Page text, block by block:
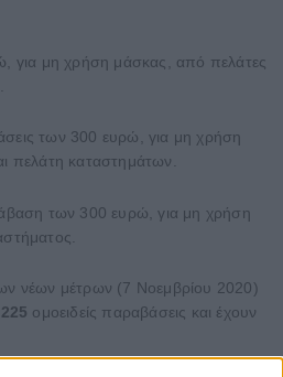
για μη χρήση μάσκας, από πελάτες
των 300 ευρώ, για μη χρήση
πελάτη καταστημάτων.
των 300 ευρώ, για μη χρήση
νέων μέτρων (7 Νοεμβρίου 2020)
ομοειδείς παραβάσεις και έχουν